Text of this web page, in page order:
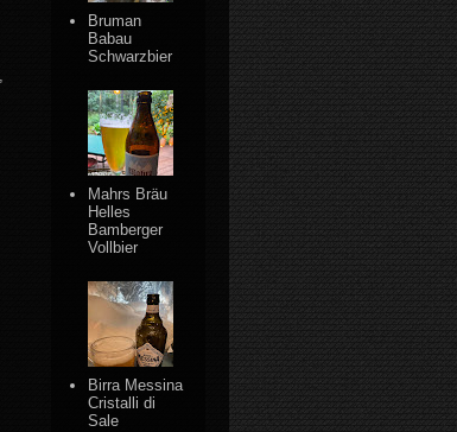
Bruman
Babau
Schwarzbier
Mahrs Bräu
Helles
Bamberger
Vollbier
Birra Messina
Cristalli di
Sale